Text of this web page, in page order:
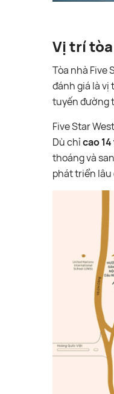
Vị trí
Tòa nhà Five
đánh giá là vị
tuyến đường
Five Star
Dù chỉcao
thoáng và
phát triển lâu